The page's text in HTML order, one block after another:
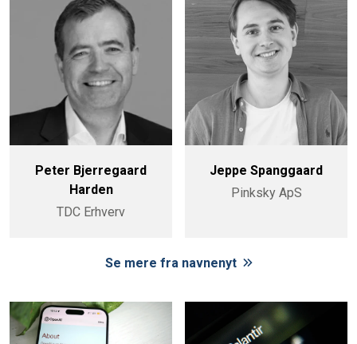
Peter Bjerregaard
Harden
TDC Erhverv
Jeppe Spanggaard
Pinksky ApS
Se mere fra navnenyt